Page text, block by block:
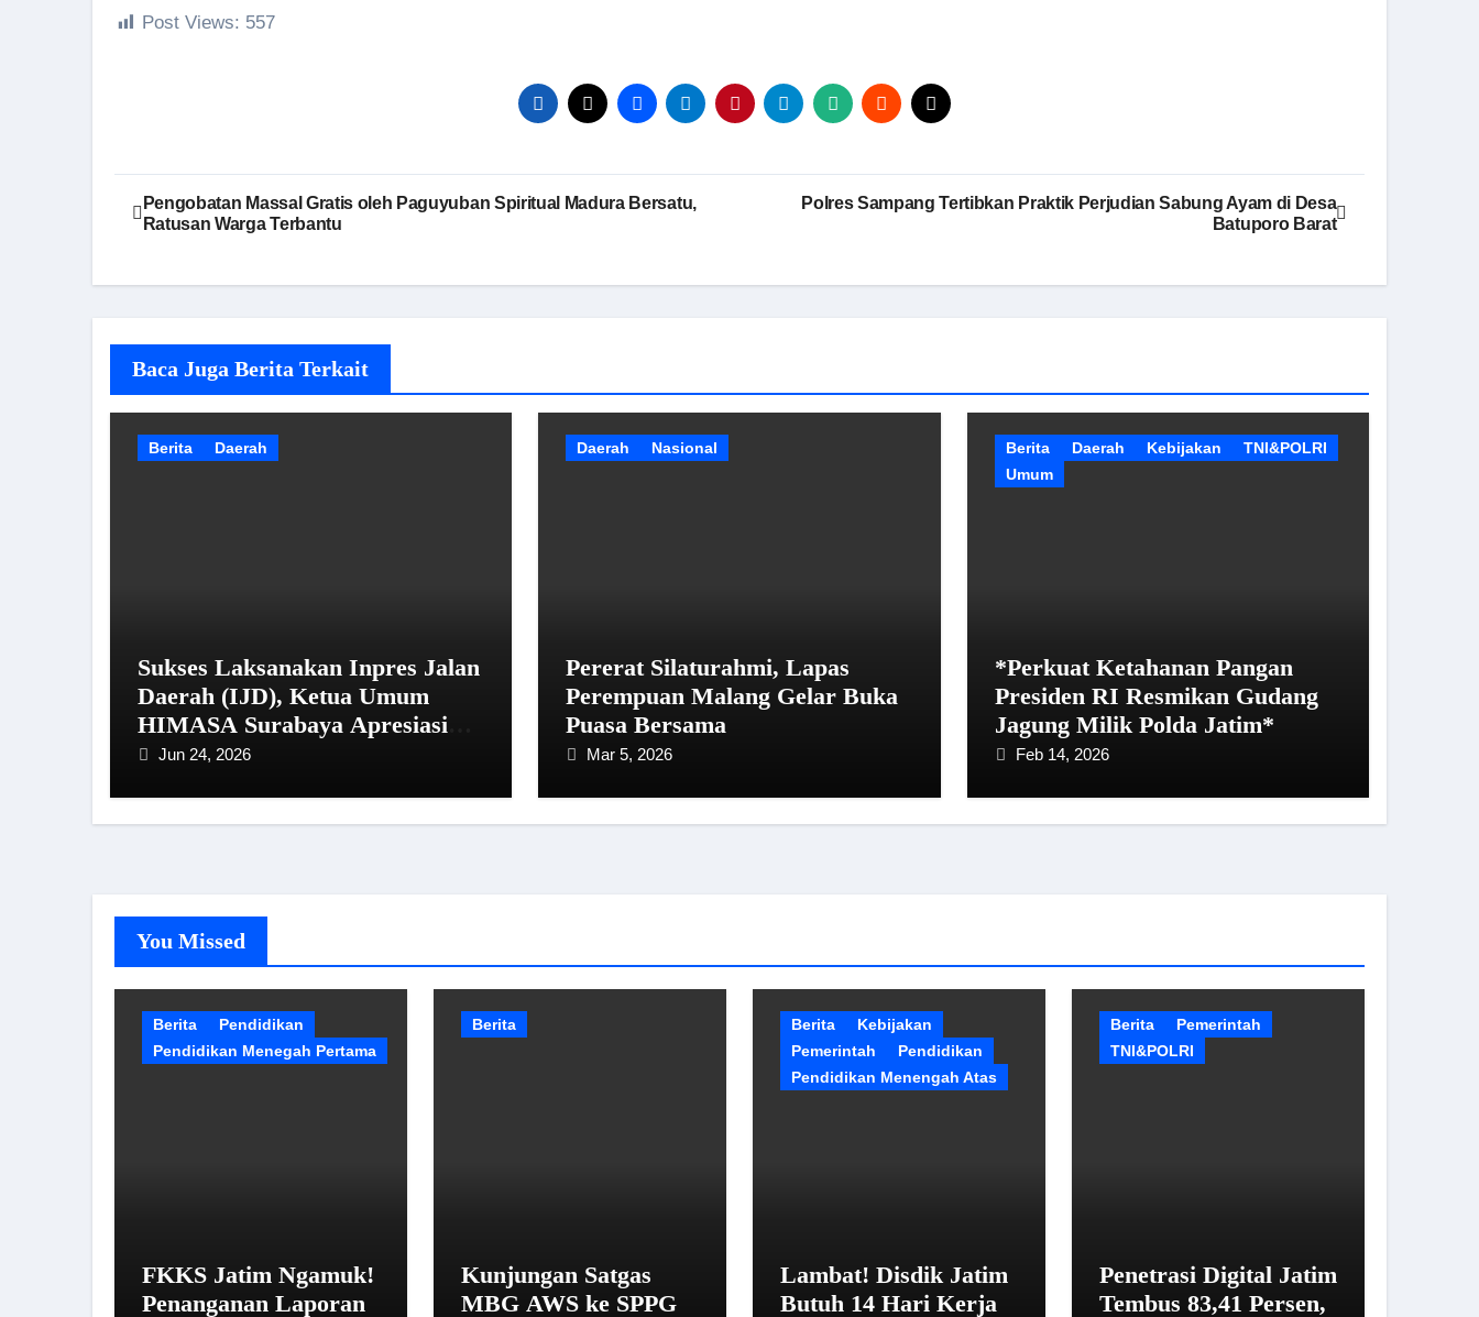
Post Views: 557
Navigasi
pos
Pengobatan Massal Gratis oleh Paguyuban Spiritual Madura Bersatu,
Ratusan Warga Terbantu
Polres Sampang Tertibkan Praktik Perjudian Sabung Ayam di Desa
Batuporo Barat
Baca Juga Berita Terkait
Berita Daerah
Sukses Laksanakan Inpres Jalan
Daerah (IJD), Ketua Umum
HIMASA Surabaya Apresiasi
Kinerja Bupati Sampang
Jun 24, 2026
Daerah Nasional
Pererat Silaturahmi, Lapas
Perempuan Malang Gelar Buka
Puasa Bersama
Mar 5, 2026
Berita Daerah Kebijakan
TNI&POLRI
Umum
*Perkuat Ketahanan Pangan
Presiden RI Resmikan Gudang
Jagung Milik Polda Jatim*
Feb 14, 2026
You Missed
Berita
Pendidikan
Pendidikan Menegah Pertama
FKKS Jatim Ngamuk!
Penanganan Laporan
Berita
Kunjungan Satgas
MBG AWS ke SPPG
Berita
Kebijakan
Pemerintah
Pendidikan
Pendidikan Menengah Atas
Lambat! Disdik Jatim
Butuh 14 Hari Kerja
Berita
Pemerintah
TNI&POLRI
Penetrasi Digital Jatim
Tembus 83,41 Persen,